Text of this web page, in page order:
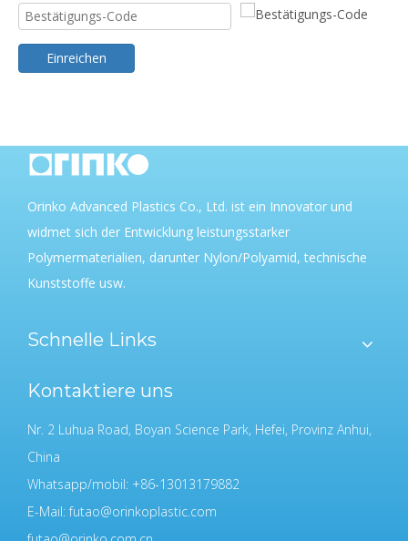
Einreichen
Orinko Advanced Plastics Co., Ltd. ist ein Innovator und
widmet sich der Entwicklung leistungsstarker
Polymermaterialien, darunter Nylon/Polyamid, technische
Kunststoffe usw.
Schnelle Links
Kontaktiere uns
Nr. 2 Luhua Road, Boyan Science Park, Hefei, Provinz Anhui,
China
Whatsapp/mobil: +86-13013179882
E-Mail:futao@orinkoplastic.com